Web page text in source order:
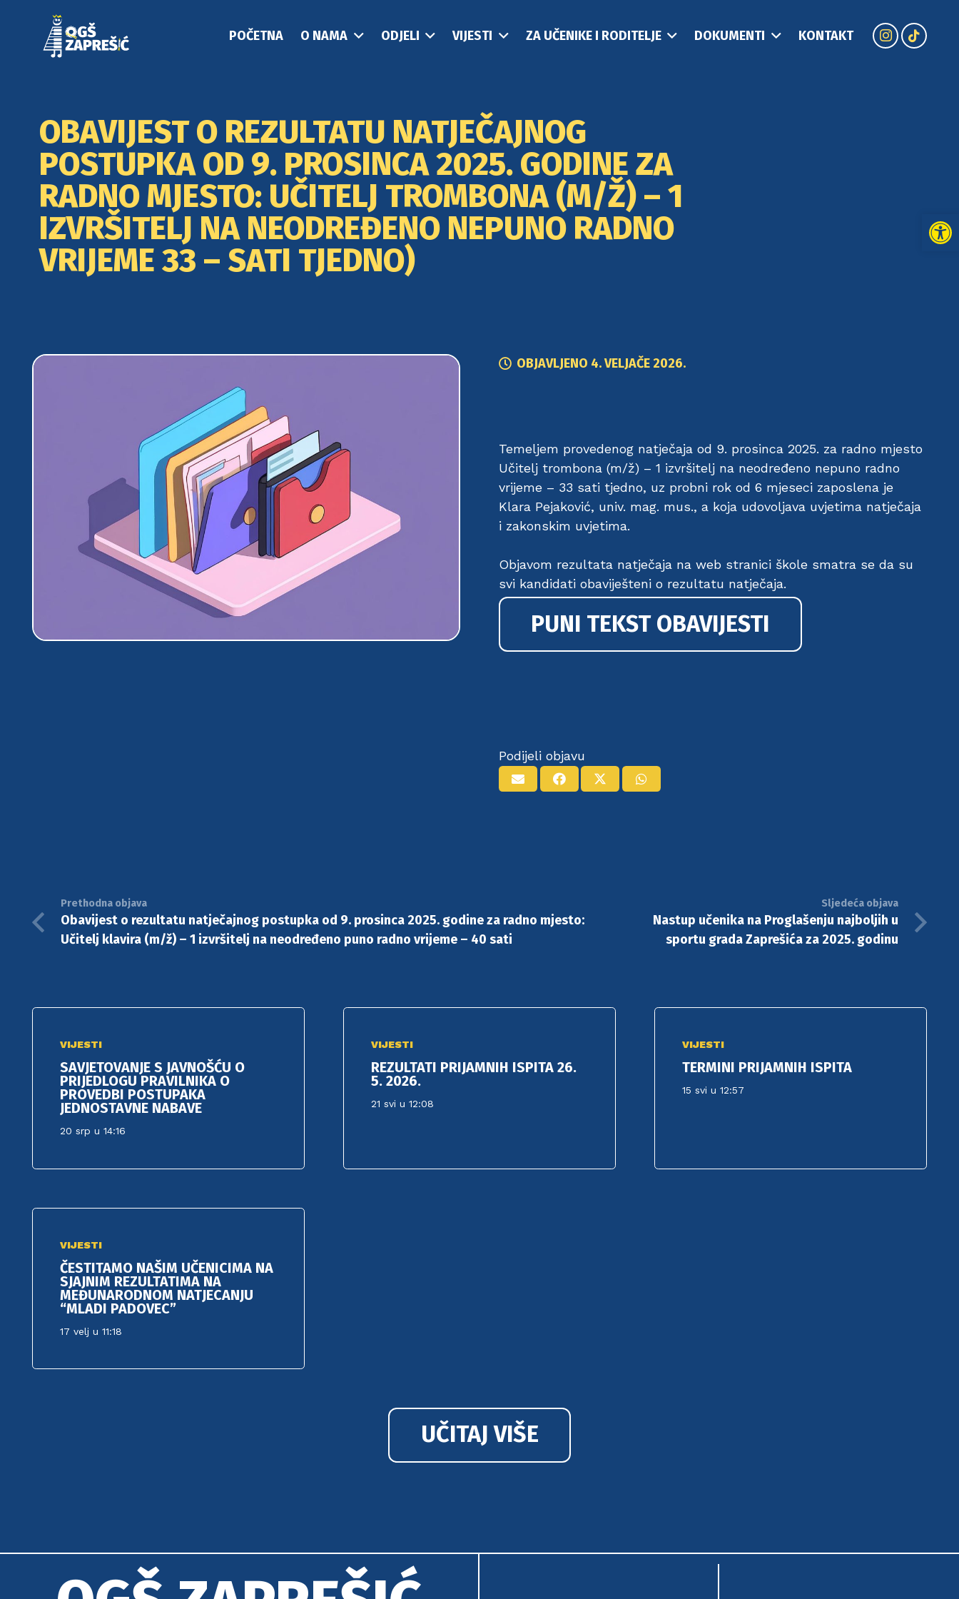
POČETNA O NAMA ODJELI VIJESTI ZA UČENIKE I RODITELJE DOKUMENTI KONTAKT
OBAVIJEST O REZULTATU NATJEČAJNOG
POSTUPKA OD 9. PROSINCA 2025. GODINE ZA
RADNO MJESTO: UČITELJ TROMBONA (M/Ž) – 1
IZVRŠITELJ NA NEODREĐENO NEPUNO RADNO
VRIJEME 33 – SATI TJEDNO)
OBJAVLJENO 4. VELJAČE 2026.
Temeljem provedenog natječaja od 9. prosinca 2025. za radno mjesto
Učitelj trombona (m/ž) – 1 izvršitelj na neodređeno nepuno radno
vrijeme – 33 sati tjedno, uz probni rok od 6 mjeseci zaposlena je
Klara Pejaković, univ. mag. mus., a koja udovoljava uvjetima natječaja
i zakonskim uvjetima.
Objavom rezultata natječaja na web stranici škole smatra se da su
svi kandidati obaviješteni o rezultatu natječaja.
PUNI TEKST OBAVIJESTI
Podijeli objavu
Prethodna objava
Obavijest o rezultatu natječajnog postupka od 9. prosinca 2025. godine za radno mjesto:
Učitelj klavira (m/ž) – 1 izvršitelj na neodređeno puno radno vrijeme – 40 sati
Sljedeća objava
Nastup učenika na Proglašenju najboljih u
sportu grada Zaprešića za 2025. godinu
VIJESTI
SAVJETOVANJE S JAVNOŠĆU O
PRIJEDLOGU PRAVILNIKA O
PROVEDBI POSTUPAKA
JEDNOSTAVNE NABAVE
20 srp u 14:16
VIJESTI
REZULTATI PRIJAMNIH ISPITA 26.
5. 2026.
21 svi u 12:08
VIJESTI
TERMINI PRIJAMNIH ISPITA
15 svi u 12:57
VIJESTI
ČESTITAMO NAŠIM UČENICIMA NA
SJAJNIM REZULTATIMA NA
MEĐUNARODNOM NATJECANJU
“MLADI PADOVEC”
17 velj u 11:18
UČITAJ VIŠE